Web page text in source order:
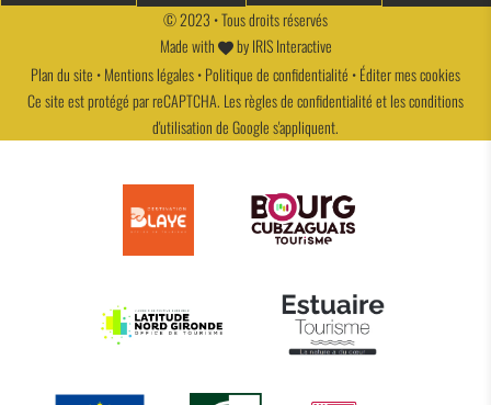
© 2023 • Tous droits réservés
Made with
byIRIS Interactive
Plan du site •Mentions légales•Politique de confidentialité •Éditer mes cookies
Ce site est protégé par reCAPTCHA. Lesrègles de confidentialitéet lesconditions
d'utilisationde Google s'appliquent.